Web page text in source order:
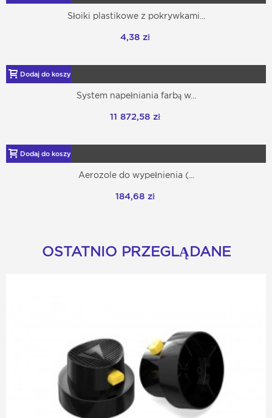
Słoiki plastikowe z pokrywkami...
4,38 zł
Dodaj do koszyka
System napełniania farbą w...
11 872,58 zł
Dodaj do koszyka
Aerozole do wypełnienia (...
184,68 zł
OSTATNIO PRZEGLĄDANE